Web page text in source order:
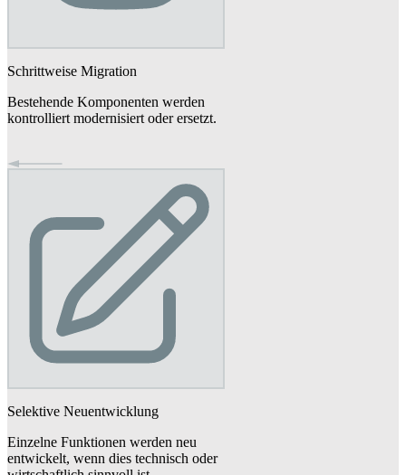
Schrittweise Migration
Bestehende Komponenten werden
kontrolliert modernisiert oder ersetzt.
Selektive Neuentwicklung
Einzelne Funktionen werden neu
entwickelt, wenn dies technisch oder